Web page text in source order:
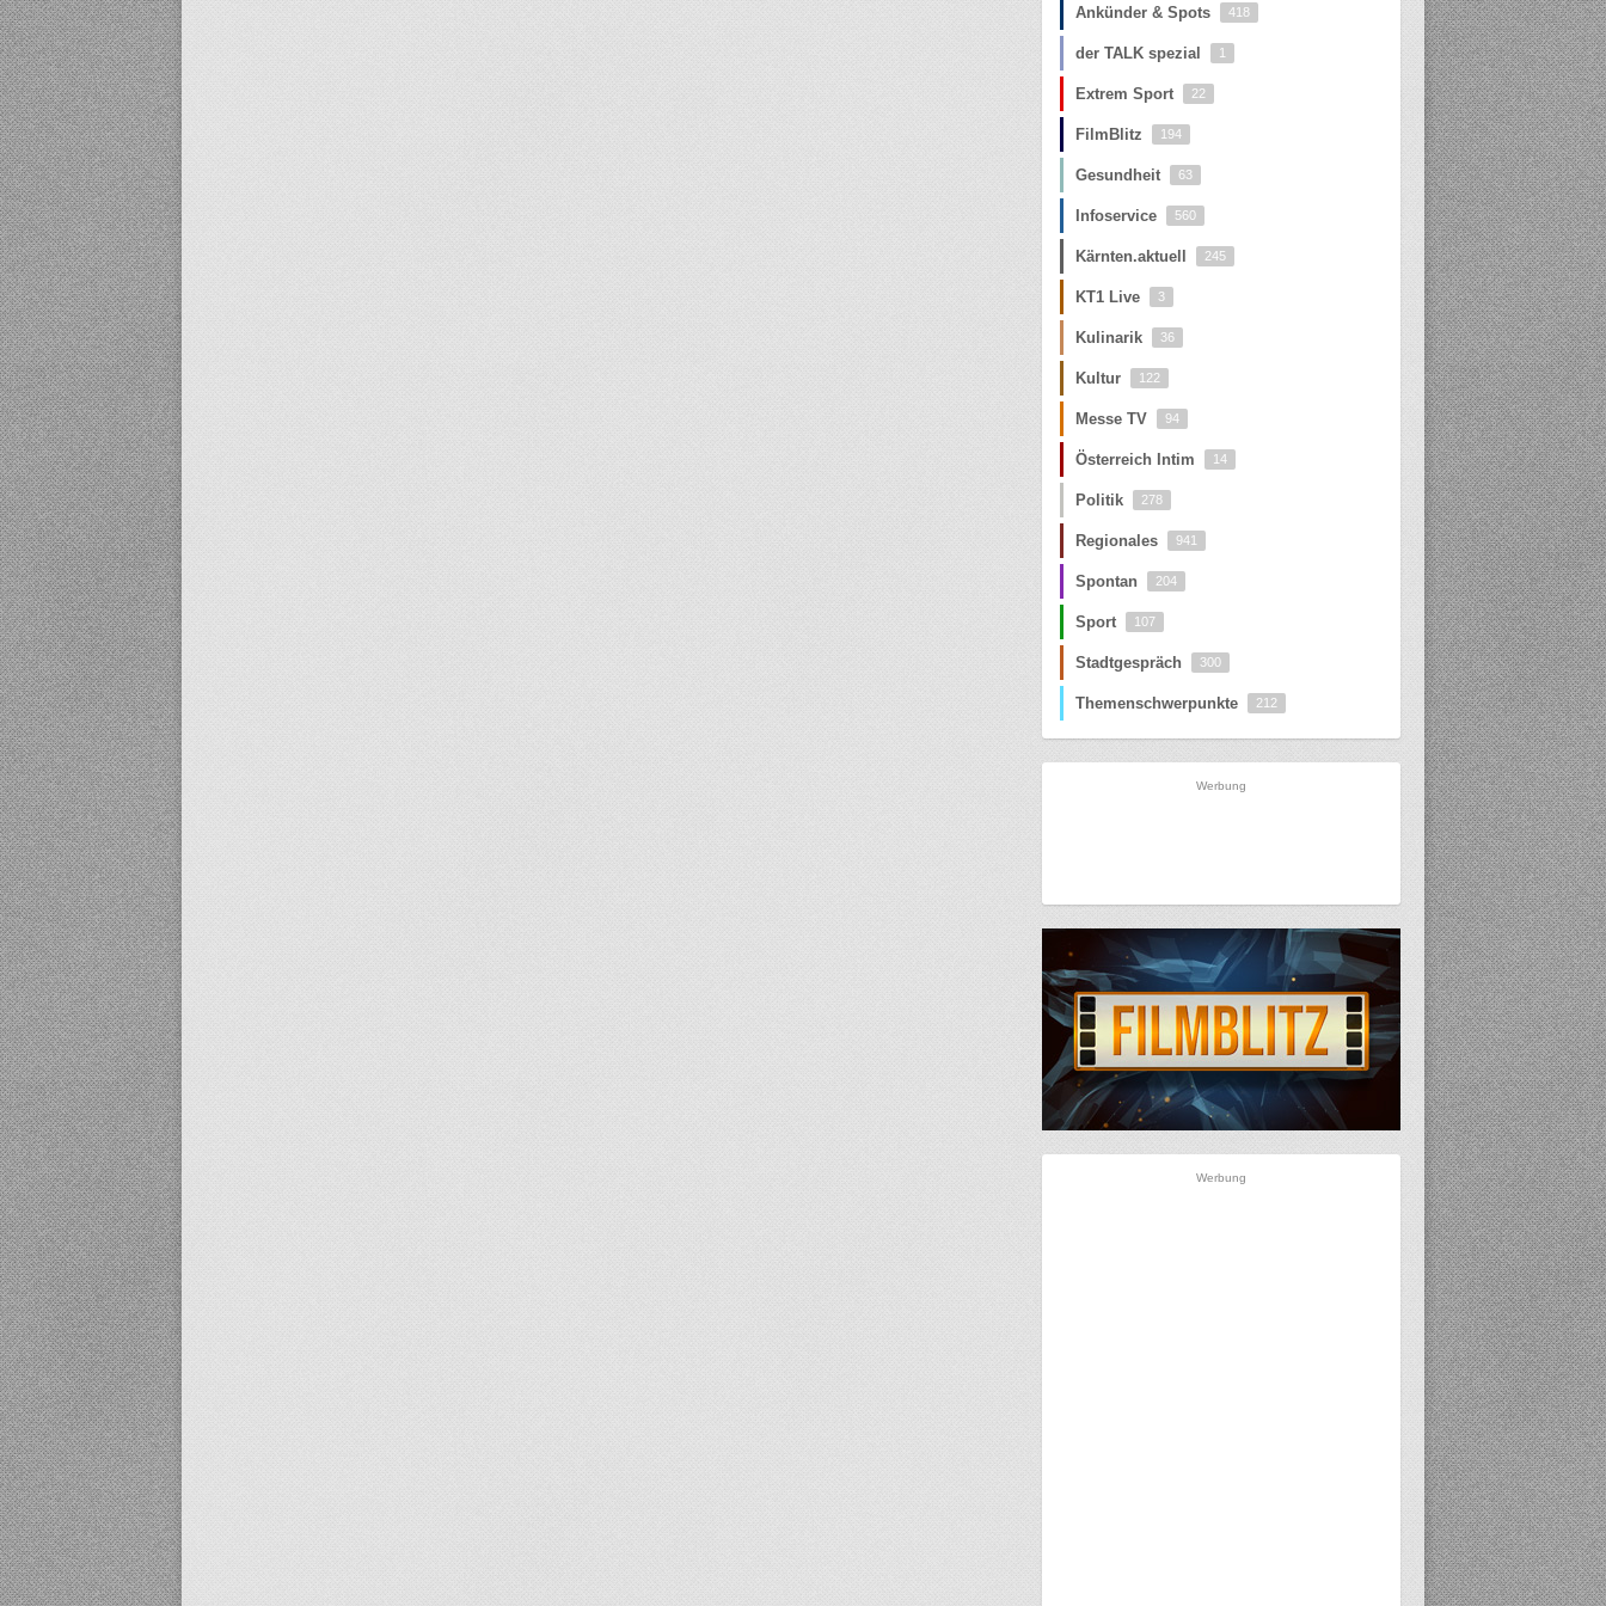
Ankünder & Spots 418
der TALK spezial 1
Extrem Sport 22
FilmBlitz 194
Gesundheit 63
Infoservice 560
Kärnten.aktuell 245
KT1 Live 3
Kulinarik 36
Kultur 122
Messe TV 94
Österreich Intim 14
Politik 278
Regionales 941
Spontan 204
Sport 107
Stadtgespräch 300
Themenschwerpunkte 212
Werbung
Werbung